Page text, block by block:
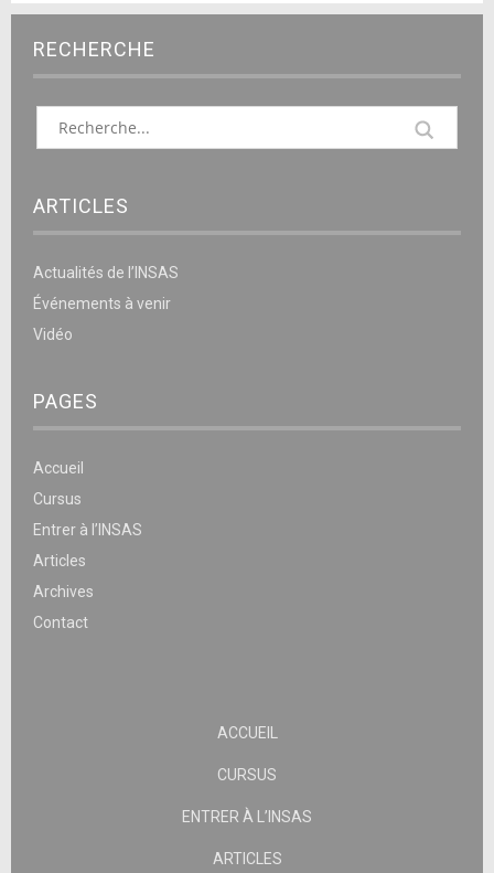
RECHERCHE
ARTICLES
Actualités de l’INSAS
Événements à venir
Vidéo
PAGES
Accueil
Cursus
Entrer à l’INSAS
Articles
Archives
Contact
ACCUEIL
CURSUS
ENTRER À L’INSAS
ARTICLES